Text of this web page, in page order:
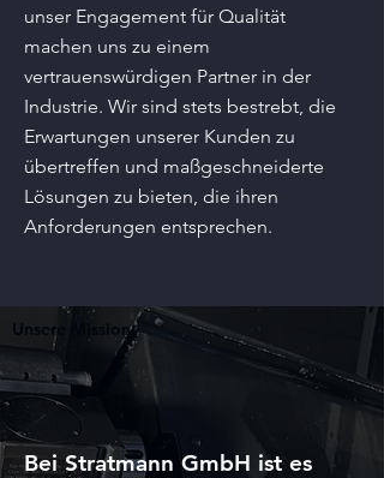
unser Engagement für Qualität
machen uns zu einem
vertrauenswürdigen Partner in der
Industrie. Wir sind stets bestrebt, die
Erwartungen unserer Kunden zu
übertreffen und maßgeschneiderte
Lösungen zu bieten, die ihren
Anforderungen entsprechen.
Unsere Mission
Bei Stratmann GmbH ist es